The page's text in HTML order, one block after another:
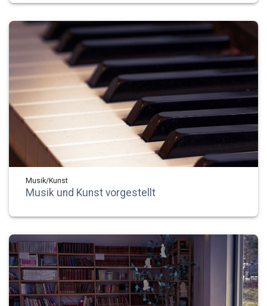
Musik/Kunst
Musik und Kunst vorgestellt